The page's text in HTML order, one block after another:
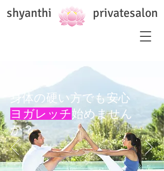
shyanthi privatesalon
身体の硬い方でも安心
ヨガレッチ始めません
か？